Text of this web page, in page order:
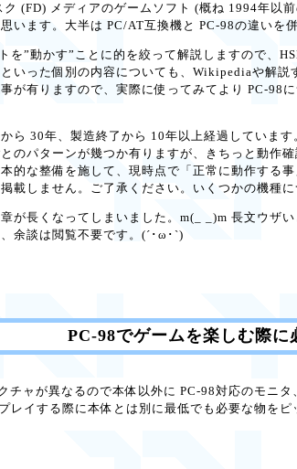
(FD) メディアのゲームソフト (概ね 1994年以
います。大半は PC/AT互換機と PC-98の違いを
”動かす”ことに的を絞って解説しますので、
いった個別の内容についても、Wikipediaや解
が有りますので、実際に使ってみてより PC-98
ら 30年、製造終了から 10年以上経過していま
のパターンが幾つか有りますが、きちっと動作
的な整備を施して、現時点で「正常に動作する
載しません。ご了承ください。いくつかの機種
が長くなってしまいました。m(_ _)m 長文ウザ
余談は閲覧不要です。(´･ω･`)
PC-98でゲームを楽しむ際に
ャが異なるので本体以外に PC-98対応のモニ
レイする際に本体とは別に最低でも必要な物を